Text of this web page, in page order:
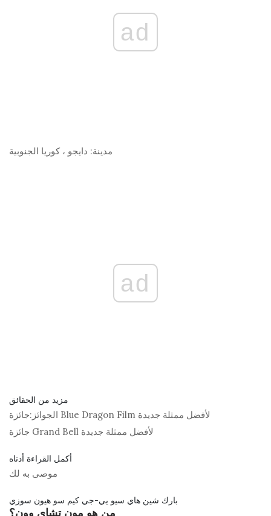
ad
مدينة: دايجو ، كوريا الجنوبية
ad
مزيد من الحقائق
الجوائز:
جائزة Blue Dragon Film لأفضل ممثلة جديدة
جائزة Grand Bell لأفضل ممثلة جديدة
أكمل القراءة أدناه
موصى به لك
بارك شين هاي سيو يي-جي كيم سو هيون سوزي